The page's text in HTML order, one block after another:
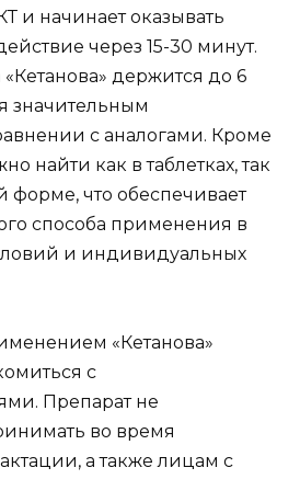
и начинает оказывать
через 15-30 минут.
держится до 6
значительным
с аналогами. Кроме
найти как в таблетках, так
что обеспечивает
способа применения в
и индивидуальных
«Кетанова»
с
Препарат не
во время
а также лицам с